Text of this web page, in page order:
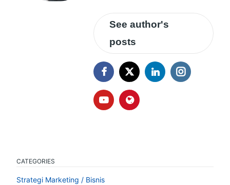
See author's
posts
CATEGORIES
Strategi Marketing / Bisnis